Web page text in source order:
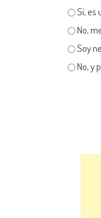
Sí, es
No,
Soy
No, y